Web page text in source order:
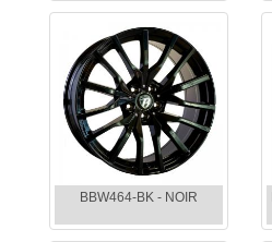
BBW464-BK - NOIR